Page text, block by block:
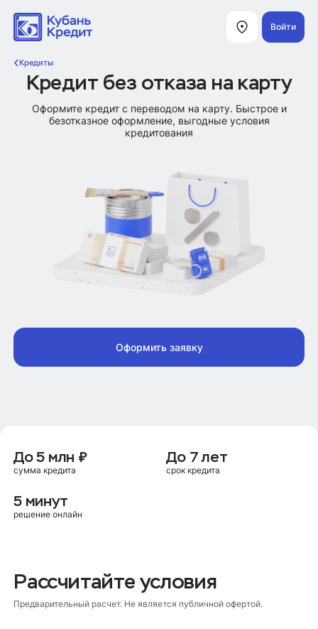
Войти
Оформить заявку
Кредит без отказа на карту
Оформите кредит с переводом на карту. Быстрое и
безотказное оформление, выгодные условия
кредитования
До 5 млн ₽
сумма кредита
До 7 лет
срок кредита
5 минут
решение онлайн
Рассчитайте условия
Предварительный расчет. Не является публичной офертой.
Кредиты